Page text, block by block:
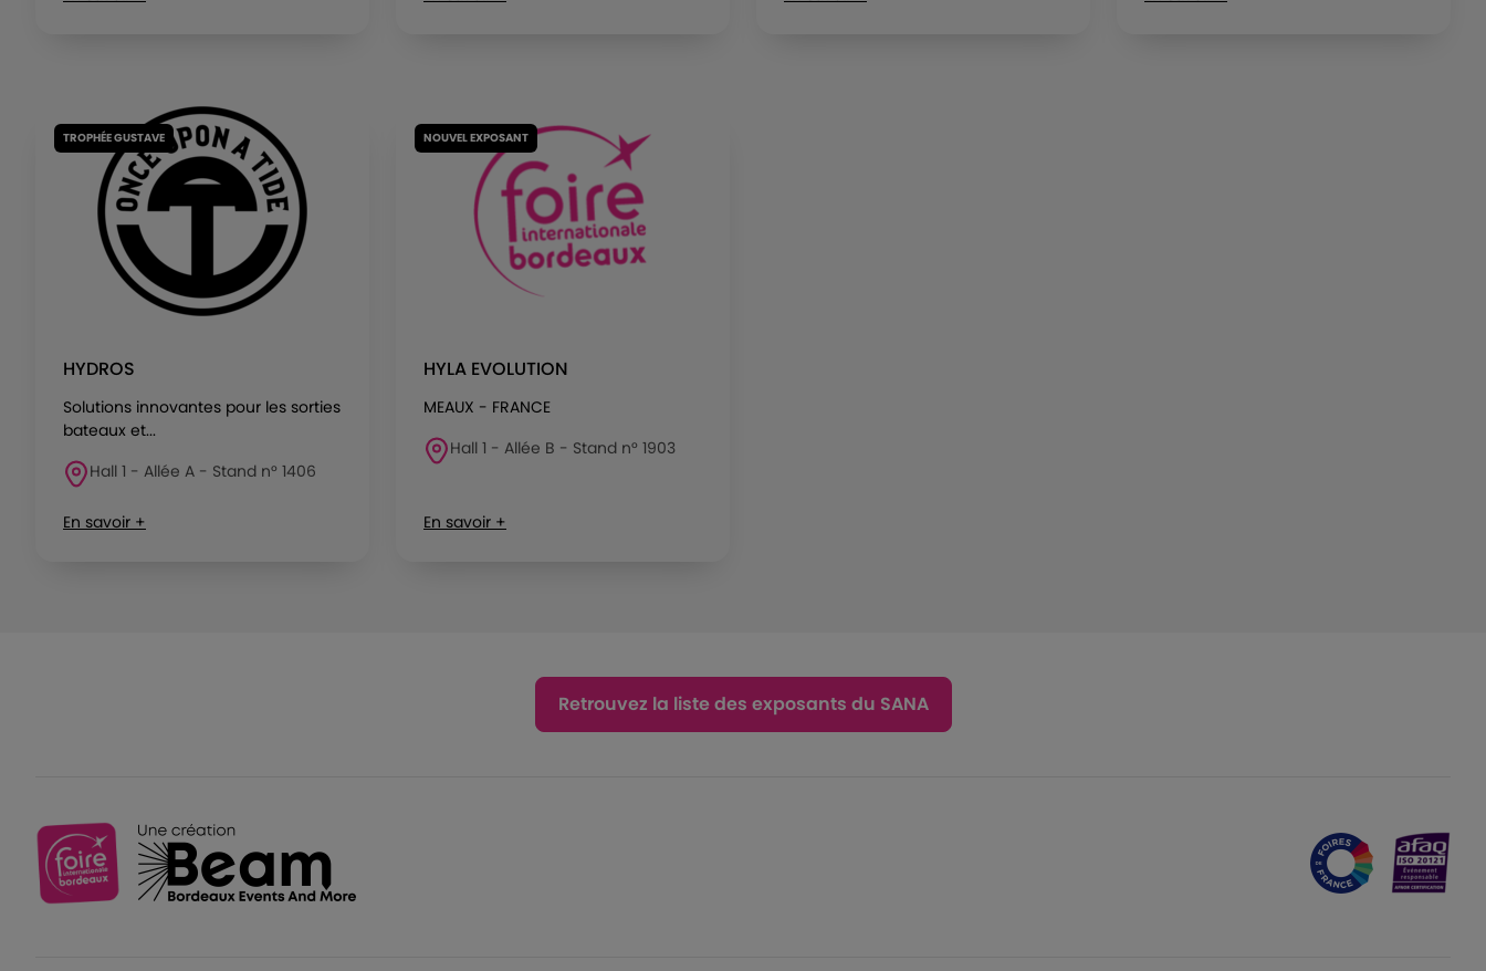
TROPHÉE GUSTAVE
HYDROS
Solutions innovantes pour les sorties
bateaux et...
Hall 1 - Allée A - Stand n° 1406
En savoir +
NOUVEL EXPOSANT
HYLA EVOLUTION
MEAUX - FRANCE
Hall 1 - Allée B - Stand n° 1903
En savoir +
Retrouvez la liste des exposants du SANA